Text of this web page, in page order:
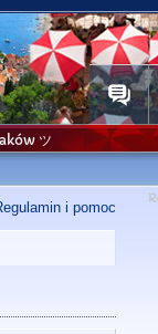
ツ
i pomoc